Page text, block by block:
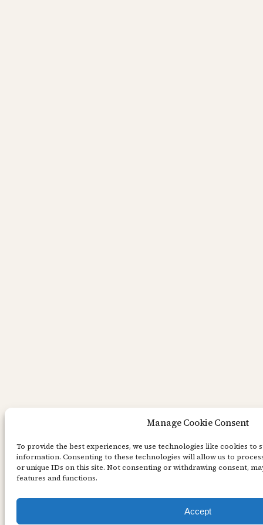
Manage Cookie Consent
To provide the best experiences, we use technologies like cookies to
information. Consenting to these technologies will allow us to
or unique IDs on this site. Not consenting or withdrawing consent,
features and functions.
Accept